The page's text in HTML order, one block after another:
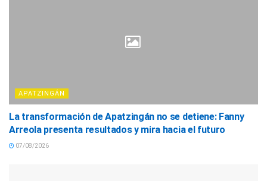
APATZINGÁN
La transformación de Apatzingán no se detiene: Fanny
Arreola presenta resultados y mira hacia el futuro
07/08/2026